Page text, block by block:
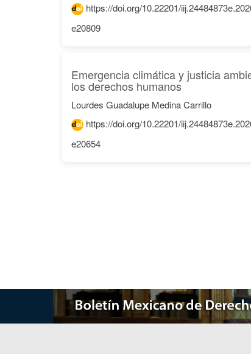
https://doi.org/10.22201/
e20809
Emergencia climática y justicia
los derechos humanos
Lourdes Guadalupe Medina Carrillo
https://doi.org/10.22201/
e20654